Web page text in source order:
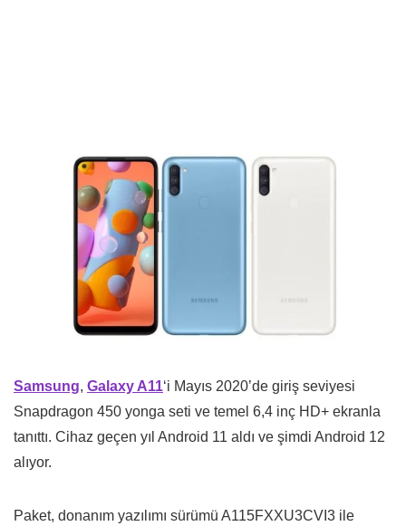
Samsung, Galaxy A11‘i Mayıs 2020’de giriş seviyesi
Snapdragon 450 yonga seti ve temel 6,4 inç HD+ ekranla
tanıttı. Cihaz geçen yıl Android 11 aldı ve şimdi Android 12
alıyor.
Paket, donanım yazılımı sürümü A115FXXU3CVI3 ile